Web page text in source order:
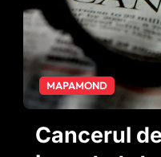
MAPAMOND
Cancerul